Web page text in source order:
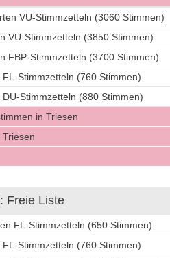
VU-Stimmzetteln (3060 Stimmen)
VU-Stimmzetteln (3850 Stimmen)
FBP-Stimmzetteln (3700 Stimmen)
FL-Stimmzetteln (760 Stimmen)
DU-Stimmzetteln (880 Stimmen)
in Triesen
Freie Liste
FL-Stimmzetteln (650 Stimmen)
FL-Stimmzetteln (760 Stimmen)